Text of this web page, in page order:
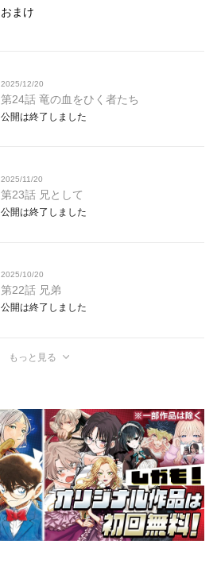
おまけ
2025/12/20
第24話 竜の血をひく者たち
公開は終了しました
2025/11/20
第23話 兄として
公開は終了しました
2025/10/20
第22話 兄弟
公開は終了しました
もっと見る